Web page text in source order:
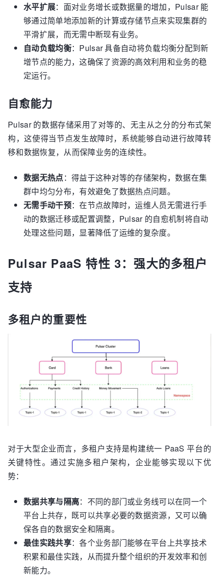
水平扩展：面对业务增长或数据量的增加，Pulsar 能
够通过简单地添加新的计算或存储节点来实现集群的
平滑扩展，而无需中断现有业务。
自动负载均衡：Pulsar 具备自动将负载均衡分配到新
增节点的能力，这确保了资源的高效利用和业务的稳
定运行。
自愈能力
Pulsar 的数据存储采用了对等的、无主从之分的分布式架
构，这使得当节点发生故障时，系统能够自动进行故障转
移和数据恢复，从而保障业务的连续性。
数据无热点：得益于这种对等的存储架构，数据在集
群中均匀分布，有效避免了数据热点问题。
无需手动干预：在节点故障时，运维人员无需进行手
动的数据迁移或配置调整，Pulsar 的自愈机制将自动
处理这些问题，显著降低了运维的复杂度。
Pulsar PaaS 特性 3：强大的多租户
支持
多租户的重要性
对于大型企业而言，多租户支持是构建统一 PaaS 平台的
关键特性。通过实施多租户架构，企业能够实现以下优
势：
数据共享与隔离：不同的部门或业务线可以在同一个
平台上共存，既可以共享必要的数据资源，又可以确
保各自的数据安全和隔离。
最佳实践共享：各个业务部门能够在平台上共享技术
积累和最佳实践，从而提升整个组织的开发效率和创
新能力。